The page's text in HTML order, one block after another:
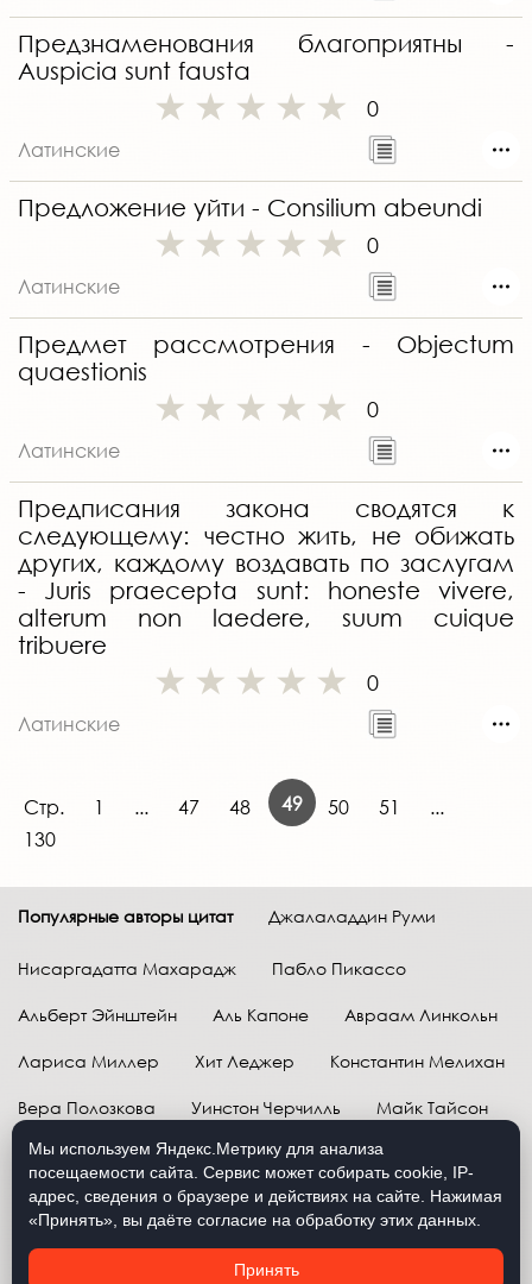
Предзнаменования благоприятны -
Auspicia sunt fausta
0
Латинские
Предложение уйти - Consilium abeundi
0
Латинские
Предмет рассмотрения - Objectum
quaestionis
0
Латинские
Предписания закона сводятся к
следующему: честно жить, не обижать
других, каждому воздавать по заслугам
- Juris praecepta sunt: honeste vivere,
alterum non laedere, suum cuique
tribuere
0
Латинские
Стр. 1 ... 47 48 49 50 51
...
130
Популярные авторы цитат Джалаладдин Руми
Нисаргадатта Махарадж Пабло Пикассо
Альберт Эйнштейн Аль Капоне Авраам Линкольн
Лариса Миллер Хит Леджер Константин Мелихан
Вера Полозкова Уинстон Черчилль Майк Тайсон
Марк Твен Расул Гамзатов Грег Плитт
Далай-лама XIV Уоррен Баффетт
Давид Самойлов Антон Чехов Жан-Поль Сартр
Мы используем Яндекс.Метрику для анализа
посещаемости сайта. Сервис может собирать cookie, IP-
адрес, сведения о браузере и действиях на сайте. Нажимая
«Принять», вы даёте согласие на обработку этих данных.
Принять